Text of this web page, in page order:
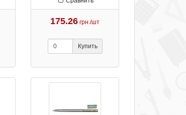
175.26 грн./шт
Купить